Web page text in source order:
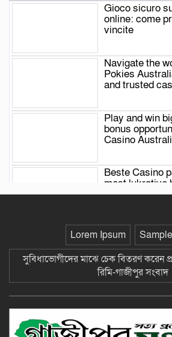
Gioco sicuro
online: come
vincite
Navigate the
Pokies
and trusted
Play and win
bonus
Casino
Beste Casino
mest lukrative
সাউথ ওয়েষ্ট
কলেজের শিক্ষার্থী
(গোল্ডেন-৫)
Play and win
Australia:
Lorem Ipsum
সুবিধাভোগীদের মাঝে চেক বিতরণ করেন
রিমি-গাজীপুর সংবাদ